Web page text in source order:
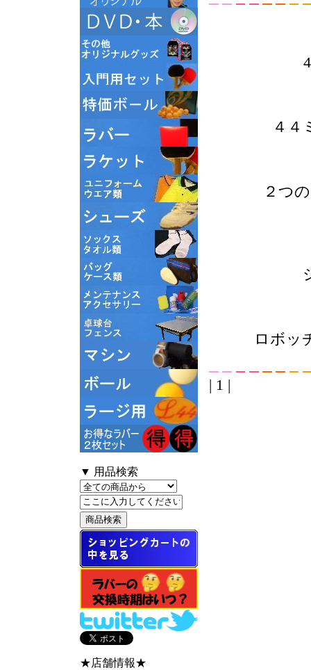
▼ 用品検索
★店舗情報★
４４
２つ
ロボッ
| 1 |